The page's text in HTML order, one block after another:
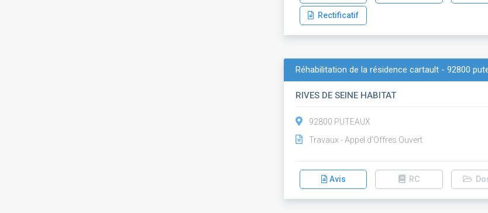
Rectificatif
Réhabilitation de la résidence cartault - 92800
RIVES DE SEINE HABITAT
92800 PUTEAUX
Travaux - Appel d'Offres Ouvert
Avis RC